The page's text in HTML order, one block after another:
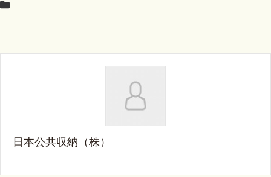
日本公共収納（株）